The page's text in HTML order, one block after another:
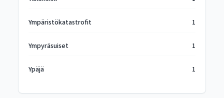
Ympäristökatastrofit 1
Ympyräsuiset 1
Ypäjä 1